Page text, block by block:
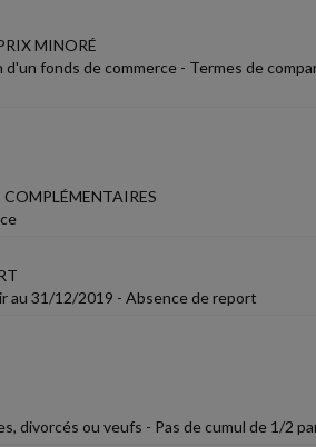
MINORÉ
d'un fonds de commerce - Termes de
au 31/12/2019 - Absence de report
divorcés ou veufs - Pas de cumul de 1/2